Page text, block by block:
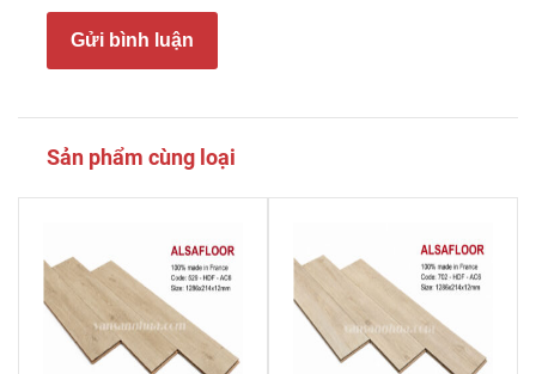
Gửi bình luận
Sản phẩm cùng loại